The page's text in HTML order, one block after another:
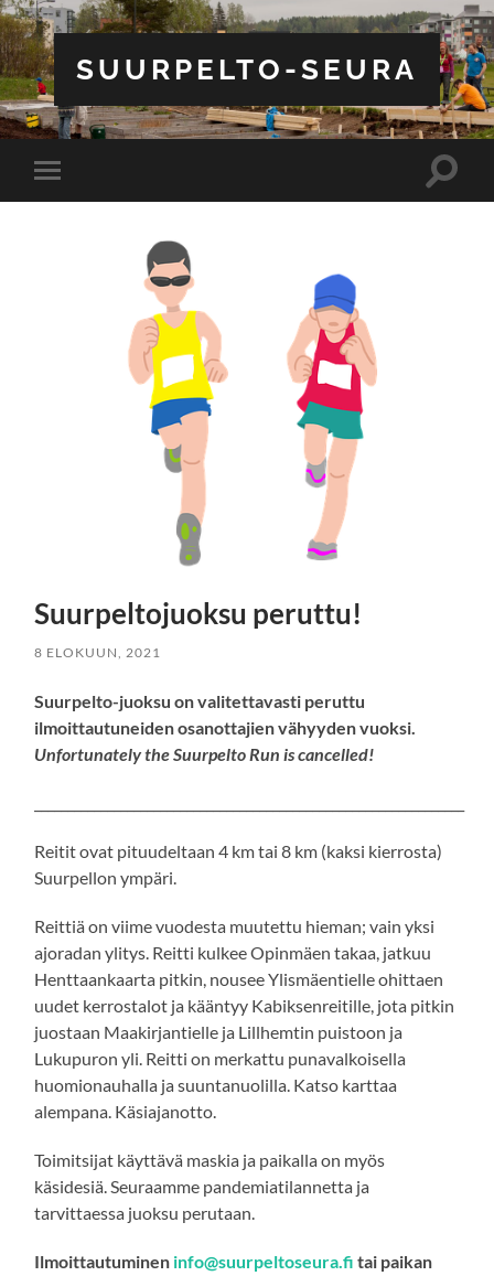
SUURPELTO-SEURA
Toggle
mobile
Toggle
Suurpeltojuoksu peruttu!
8 ELOKUUN, 2021
Suurpelto-juoksu on valitettavasti peruttu
ilmoittautuneiden osanottajien vähyyden vuoksi.
Unfortunately theSuurpelto Run is cancelled!
Reitit ovat pituudeltaan 4 km tai 8 km (kaksi kierrosta)
Suurpellon ympäri.
Reittiä on viime vuodesta muutettu hieman; vain yksi
ajoradan ylitys. Reitti kulkee Opinmäen takaa, jatkuu
Henttaankaarta pitkin, nousee Ylismäentielle ohittaen
uudet kerrostalot ja kääntyy Kabiksenreitille, jota pitkin
juostaan Maakirjantielle ja Lillhemtin puistoon ja
Lukupuron yli. Reitti on merkattu punavalkoisella
huomionauhalla ja suuntanuolilla. Katso karttaa
alempana. Käsiajanotto.
Toimitsijat käyttävä maskia ja paikalla on myös
käsidesiä. Seuraamme pandemiatilannetta ja
tarvittaessa juoksu perutaan.
Ilmoittautuminen info@suurpeltoseura.fi tai paikan